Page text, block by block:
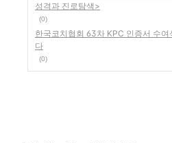
성격과 진로탐색>
(0)
한국코치협회 63차 KPC 인증서 수여
다
(0)